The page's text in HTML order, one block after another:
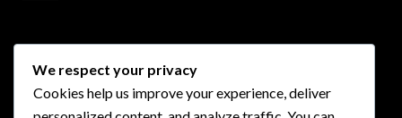
We respect your privacy
Cookies help us improve your experience, deliver